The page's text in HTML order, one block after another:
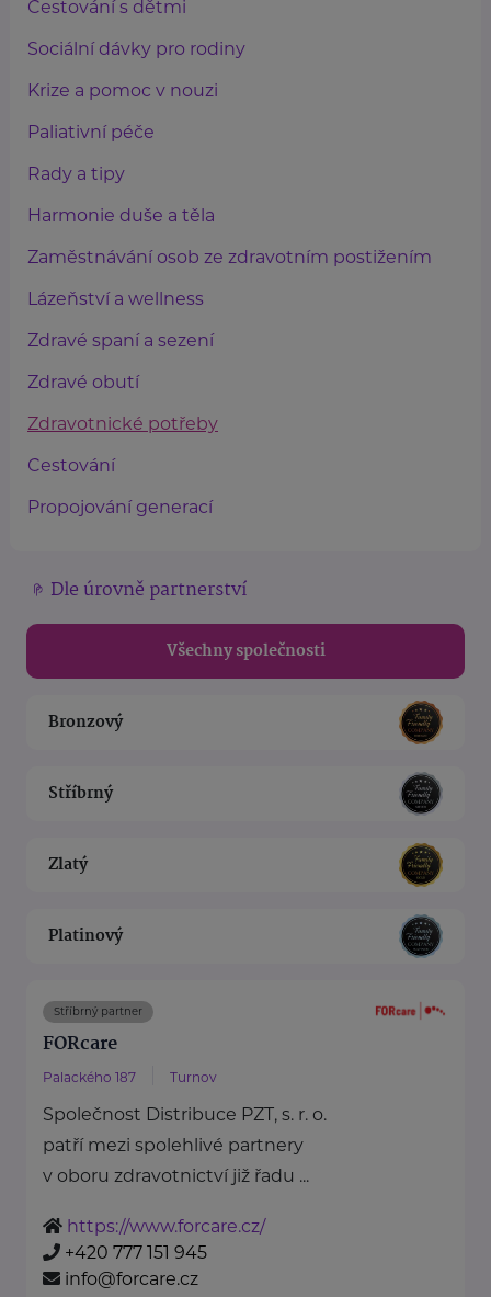
Cestování s dětmi
Sociální dávky pro rodiny
Krize a pomoc v nouzi
Paliativní péče
Rady a tipy
Harmonie duše a těla
Zaměstnávání osob ze zdravotním postižením
Lázeňství a wellness
Zdravé spaní a sezení
Zdravé obutí
Zdravotnické potřeby
Cestování
Propojování generací
Dle úrovně partnerství
Všechny společnosti
Bronzový
Stříbrný
Zlatý
Platinový
Stříbrný partner
FORcare
Palackého 187 Turnov
Společnost Distribuce PZT, s. r. o.
patří mezi spolehlivé partnery
v oboru zdravotnictví již řadu ...
https://www.forcare.cz/
+420 777 151 945
info@forcare.cz